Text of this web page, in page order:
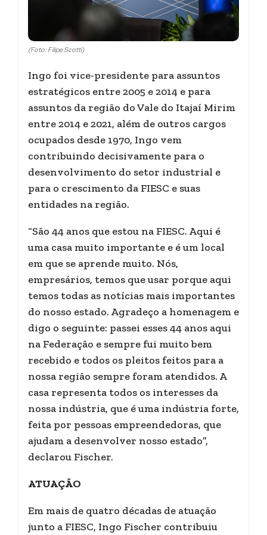
(Foto: Filipe Scotti)
Ingo foi vice-presidente para assuntos
estratégicos entre 2005 e 2014 e para
assuntos da região do Vale do Itajaí Mirim
entre 2014 e 2021, além de outros cargos
ocupados desde 1970, Ingo vem
contribuindo decisivamente para o
desenvolvimento do setor industrial e
para o crescimento da FIESC e suas
entidades na região.
“São 44 anos que estou na FIESC. Aqui é
uma casa muito importante e é um local
em que se aprende muito. Nós,
empresários, temos que usar porque aqui
temos todas as notícias mais importantes
do nosso estado. Agradeço a homenagem e
digo o seguinte: passei esses 44 anos aqui
na Federação e sempre fui muito bem
recebido e todos os pleitos feitos para a
nossa região sempre foram atendidos. A
casa representa todos os interesses da
nossa indústria, que é uma indústria forte,
feita por pessoas empreendedoras, que
ajudam a desenvolver nosso estado”,
declarou Fischer.
ATUAÇÃO
Em mais de quatro décadas de atuação
junto a FIESC, Ingo Fischer contribuiu